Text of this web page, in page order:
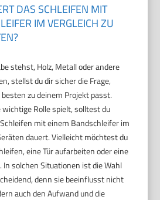
DAS SCHLEIFEN MIT
IM VERGLEICH ZU
stehst, Holz, Metall oder andere
stellst du dir sicher die Frage,
zu deinem Projekt passt.
Rolle spielt, solltest du
mit einem Bandschleifer im
dauert. Vielleicht möchtest du
eine Tür aufarbeiten oder eine
In solchen Situationen ist die Wahl
denn sie beeinflusst nicht
auch den Aufwand und die